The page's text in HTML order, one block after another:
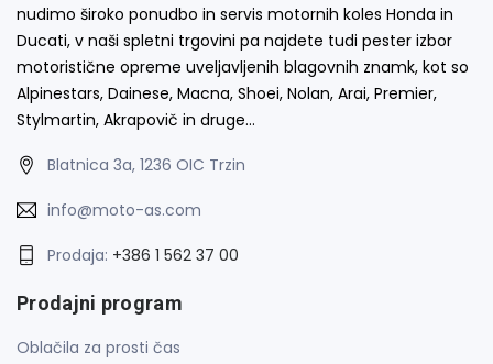
nudimo široko ponudbo in servis motornih koles Honda in
Ducati, v naši spletni trgovini pa najdete tudi pester izbor
motoristične opreme uveljavljenih blagovnih znamk, kot so
Alpinestars, Dainese, Macna, Shoei, Nolan, Arai, Premier,
Stylmartin, Akrapovič in druge…
Blatnica 3a, 1236 OIC Trzin
info@moto-as.com
Prodaja: +386 1 562 37 00
Prodajni program
Oblačila za prosti čas